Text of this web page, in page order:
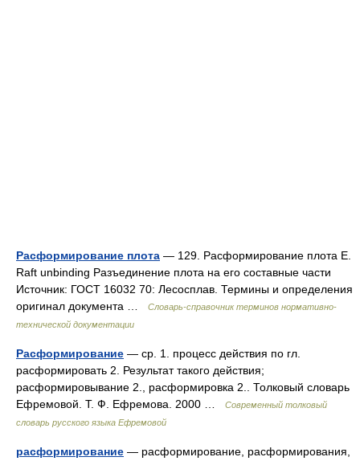
Расформирование плота — 129. Расформирование плота Е.
Raft unbinding Разъединение плота на его составные части
Источник: ГОСТ 16032 70: Лесосплав. Термины и определения
оригинал документа …
Словарь-справочник терминов нормативно-
технической документации
Расформирование — ср. 1. процесс действия по гл.
расформировать 2. Результат такого действия;
расформировывание 2., расформировка 2.. Толковый словарь
Ефремовой. Т. Ф. Ефремова. 2000 …
Современный толковый
словарь русского языка Ефремовой
расформирование — расформирование, расформирования,